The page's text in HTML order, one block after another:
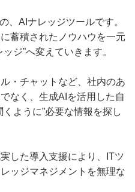
、AIナレッジツールです。
蓄積されたノウハウを一元
ジ”へ変えていきます。
・チャットなど、社内のあ
なく、生成AIを活用した自
ように”必要な情報を探し
した導入支援により、ITツ
ッジマネジメントを無理な